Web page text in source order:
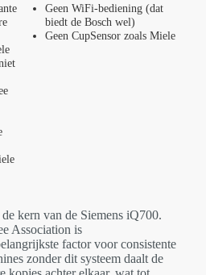
Geen WiFi-bediening (dat
biedt de Bosch wel)
Geen CupSensor zoals Miele
kern van de Siemens iQ700.
Association is
factor voor consistente
zonder dit systeem daalt de